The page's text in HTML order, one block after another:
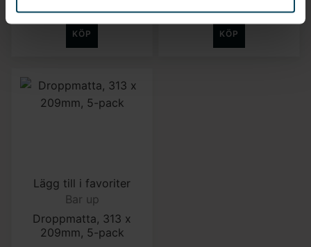
KÖP KÖP
Lägg till i favoriter
Bar up
Droppmatta, 313 x
209mm, 5-pack